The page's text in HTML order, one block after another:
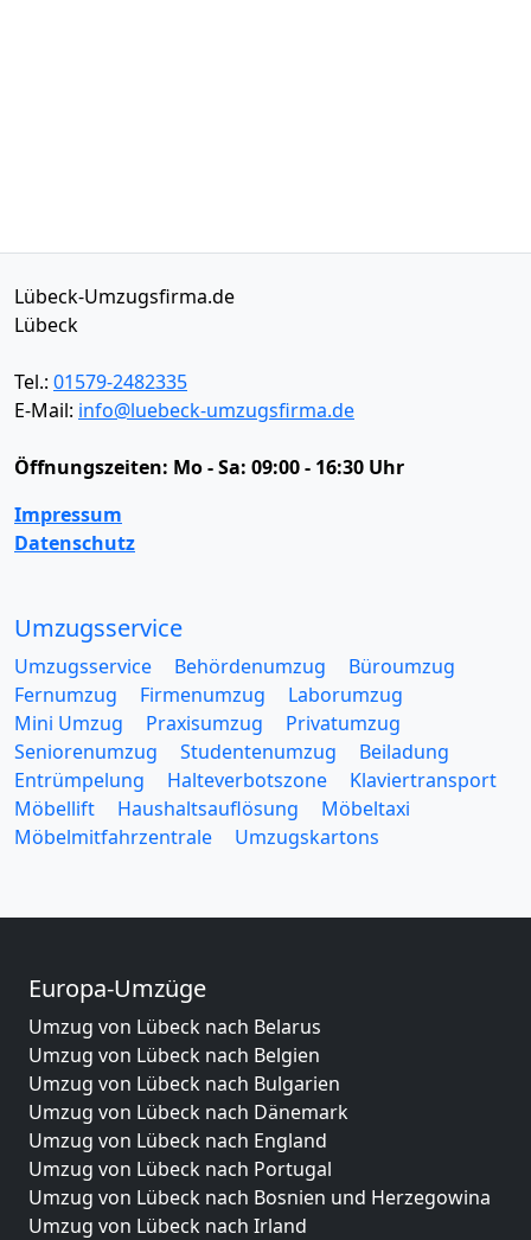
Lübeck-Umzugsfirma.de
Lübeck
Tel.: 01579-2482335
E-Mail: info@luebeck-umzugsfirma.de
Öffnungszeiten: Mo - Sa: 09:00 - 16:30 Uhr
Impressum
Datenschutz
Umzugsservice
Umzugsservice Behördenumzug
Büroumzug
Fernumzug
Firmenumzug
Laborumzug
Mini Umzug
Praxisumzug
Privatumzug
Seniorenumzug
Studentenumzug
Beiladung
Entrümpelung
Halteverbotszone
Klaviertransport
Möbellift
Haushaltsauflösung
Möbeltaxi
Möbelmitfahrzentrale
Umzugskartons
Europa-Umzüge
Umzug von Lübeck nach Belarus
Umzug von Lübeck nach Belgien
Umzug von Lübeck nach Bulgarien
Umzug von Lübeck nach Dänemark
Umzug von Lübeck nach England
Umzug von Lübeck nach Portugal
Umzug von Lübeck nach Bosnien und Herzegowina
Umzug von Lübeck nach Irland